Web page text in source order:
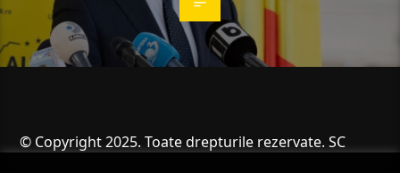
© Copyright 2025. Toate drepturile rezervate. SC